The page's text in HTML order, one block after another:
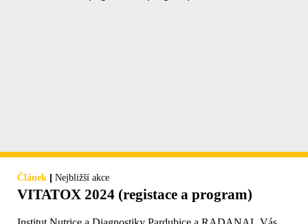
Článek | Nejbližší akce
VITATOX 2024 (registace a program)